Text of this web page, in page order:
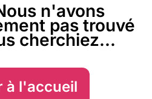
n'avons
pas trouvé
cherchiez...
à l'accueil